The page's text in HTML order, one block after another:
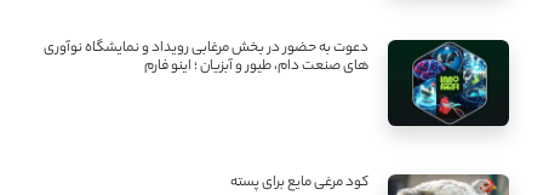
دعوت به حضور در بخش مرغابی رویداد و نمایشگاه نوآوری
های صنعت دام، طیور و آبزیان ؛ اینو فارم
کود مرغی مایع برای پسته